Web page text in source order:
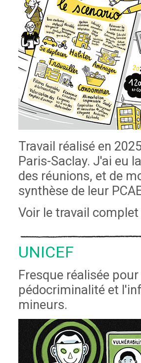
Travail réalisé en
Paris-Saclay. J'ai eu
des réunions, et de
synthèse de leur
Voir le travail complet
UNICEF
Fresque réalisée
pédocriminalité et
mineurs.